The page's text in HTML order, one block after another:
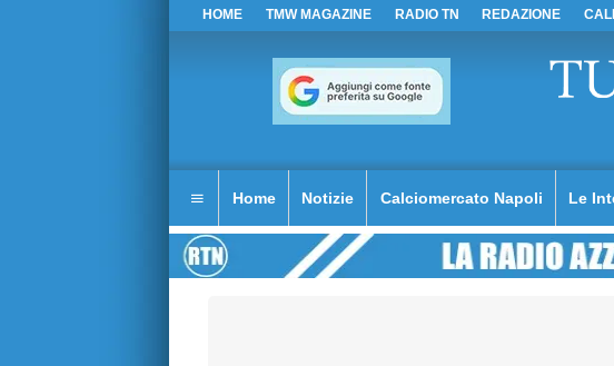
HOME TMW MAGAZINE RADIO TN REDAZIONE
Home Notizie Calciomercato Napoli Le